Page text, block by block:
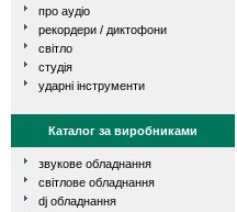
про аудіо
рекордери / диктофони
світло
студія
ударні інструменти
Каталог за виробниками
звукове обладнання
світлове обладнання
dj обладнання